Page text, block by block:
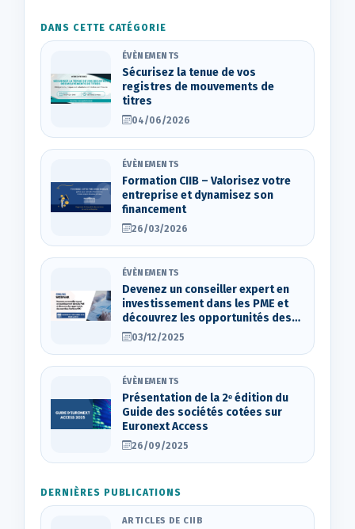
DANS CETTE CATÉGORIE
ÉVÈNEMENTS
Sécurisez la tenue de vos
registres de mouvements de
titres
04/06/2026
ÉVÈNEMENTS
Formation CIIB – Valorisez votre
entreprise et dynamisez son
financement
26/03/2026
ÉVÈNEMENTS
Devenez un conseiller expert en
investissement dans les PME et
découvrez les opportunités des
marchés d’actions OTC
03/12/2025
ÉVÈNEMENTS
Présentation de la 2ᵉ édition du
Guide des sociétés cotées sur
Euronext Access
26/09/2025
DERNIÈRES PUBLICATIONS
ARTICLES DE CIIB